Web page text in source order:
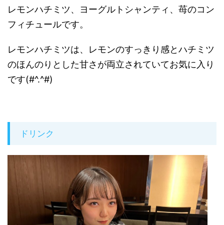
レモンハチミツ、ヨーグルトシャンティ、苺のコン
フィチュールです。
レモンハチミツは、レモンのすっきり感とハチミツ
のほんのりとした甘さが両立されていてお気に入り
です(#^.^#)
ドリンク